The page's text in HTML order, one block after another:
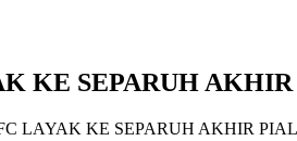
KE SEPARUH
LAYAK KE SEPARUH AKHIR